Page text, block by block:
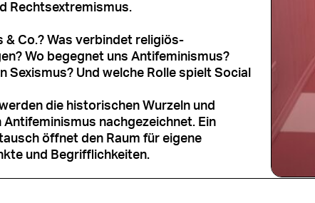
Rechtsextremismus.
& Co.? Was verbindet religiös-
Wo begegnet uns Antifeminismus?
Und welche Rolle spielt Social
die historischen Wurzeln und
nachgezeichnet. Ein
öffnet den Raum für eigene
und Begrifflichkeiten.